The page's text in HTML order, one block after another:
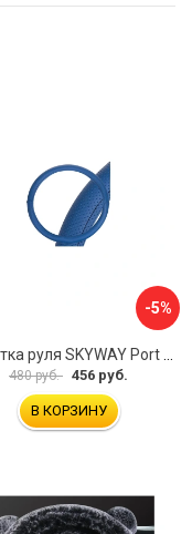
-5%
480 руб. 456 руб.
В КОРЗИНУ